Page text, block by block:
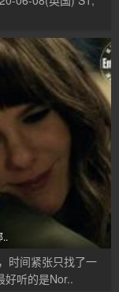
时间紧张只找了一
好听的是Nor..